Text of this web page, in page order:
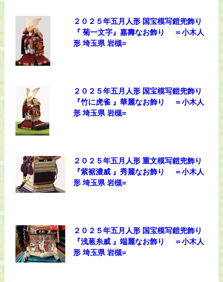
２０２５年五月人形 国宝模写鎧兜飾り
『 菊一文字』嘉壽なお飾り ＝小木人
形 埼玉県 岩槻=
２０２５年五月人形 国宝模写鎧兜飾り
『竹に虎雀 』華麗なお飾り ＝小木人
形 埼玉県 岩槻=
２０２５年五月人形 重文模写鎧兜飾り
『紫裾濃威 』秀麗なお飾り ＝小木人
形 埼玉県 岩槻=
２０２５年五月人形 国宝模写鎧兜飾り
『浅葱糸威 』端麗なお飾り ＝小木人
形 埼玉県 岩槻=